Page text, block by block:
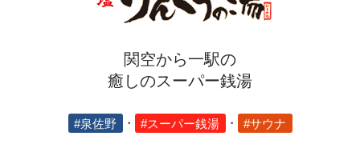
関空から一駅の
癒しのスーパー銭湯
#泉佐野 ・ #スーパー銭湯 ・ #サウナ